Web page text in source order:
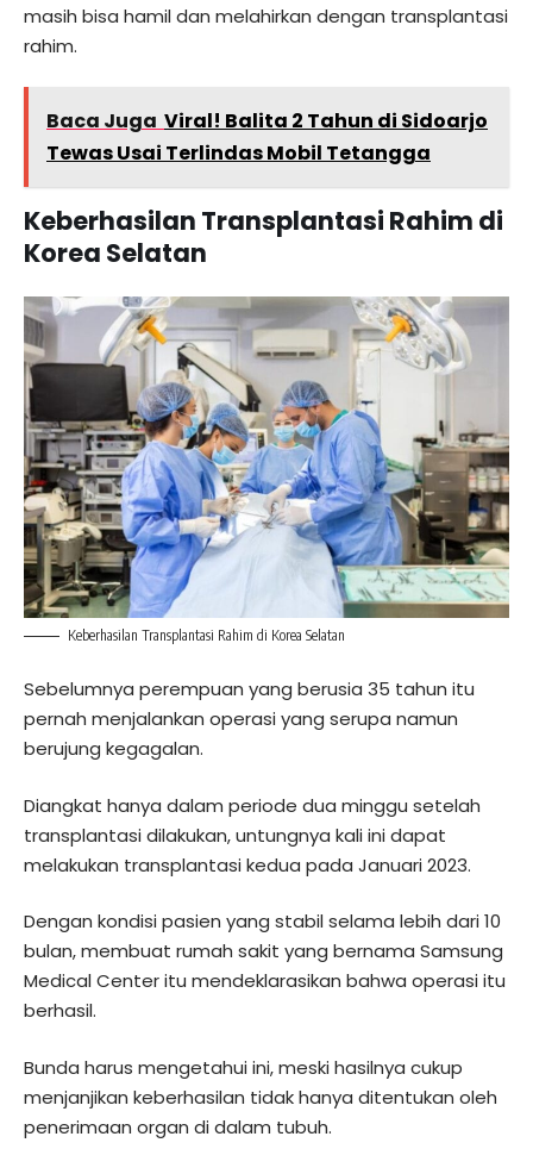
masih bisa hamil dan melahirkan dengan transplantasi
rahim.
Baca Juga Viral! Balita 2 Tahun di Sidoarjo
Tewas Usai Terlindas Mobil Tetangga
Keberhasilan Transplantasi Rahim di
Korea Selatan
Keberhasilan Transplantasi Rahim di Korea Selatan
Sebelumnya perempuan yang berusia 35 tahun itu
pernah menjalankan operasi yang serupa namun
berujung kegagalan.
Diangkat hanya dalam periode dua minggu setelah
transplantasi dilakukan, untungnya kali ini dapat
melakukan transplantasi kedua pada Januari 2023.
Dengan kondisi pasien yang stabil selama lebih dari 10
bulan, membuat rumah sakit yang bernama Samsung
Medical Center itu mendeklarasikan bahwa operasi itu
berhasil.
Bunda harus mengetahui ini, meski hasilnya cukup
menjanjikan keberhasilan tidak hanya ditentukan oleh
penerimaan organ di dalam tubuh.